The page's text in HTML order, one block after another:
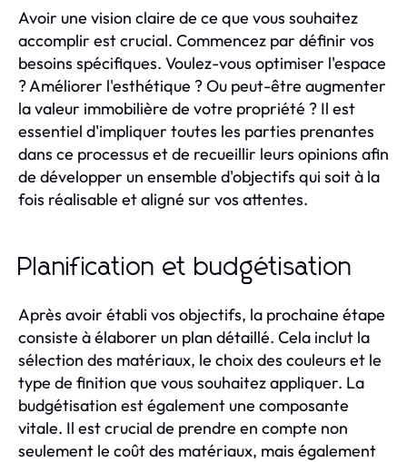
Avoir une vision claire de ce que vous souhaitez
accomplir est crucial. Commencez par définir vos
besoins spécifiques. Voulez-vous optimiser l'espace
? Améliorer l'esthétique ? Ou peut-être augmenter
la valeur immobilière de votre propriété ? Il est
essentiel d'impliquer toutes les parties prenantes
dans ce processus et de recueillir leurs opinions afin
de développer un ensemble d'objectifs qui soit à la
fois réalisable et aligné sur vos attentes.
Planification et budgétisation
Après avoir établi vos objectifs, la prochaine étape
consiste à élaborer un plan détaillé. Cela inclut la
sélection des matériaux, le choix des couleurs et le
type de finition que vous souhaitez appliquer. La
budgétisation est également une composante
vitale. Il est crucial de prendre en compte non
seulement le coût des matériaux, mais également